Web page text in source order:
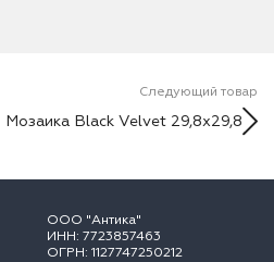
Следующий товар
Мозаика Black Velvet 29,8х29,8
ООО "Антика"
ИНН: 7723857463
ОГРН: 1127747250212